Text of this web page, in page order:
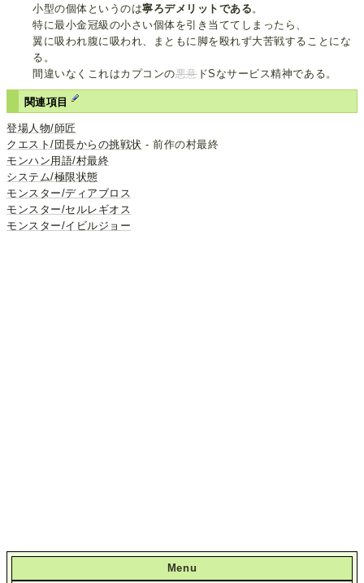
小型の個体というのは寧ろデメリットである。
特に最小金冠級の小さい個体を引き当ててしまったら、
翼に吸われ腹に吸われ、まともに脚を殴れず大苦戦することにな
る。
間違いなくこれはカプコンの悪意ドSなサービス精神である。
関連項目
登場人物/師匠
クエスト/団長からの挑戦状 - 前作の村最終
モンハン用語/村最終
システム/極限状態
モンスター/ディアブロス
モンスター/セルレギオス
モンスター/イビルジョー
Menu